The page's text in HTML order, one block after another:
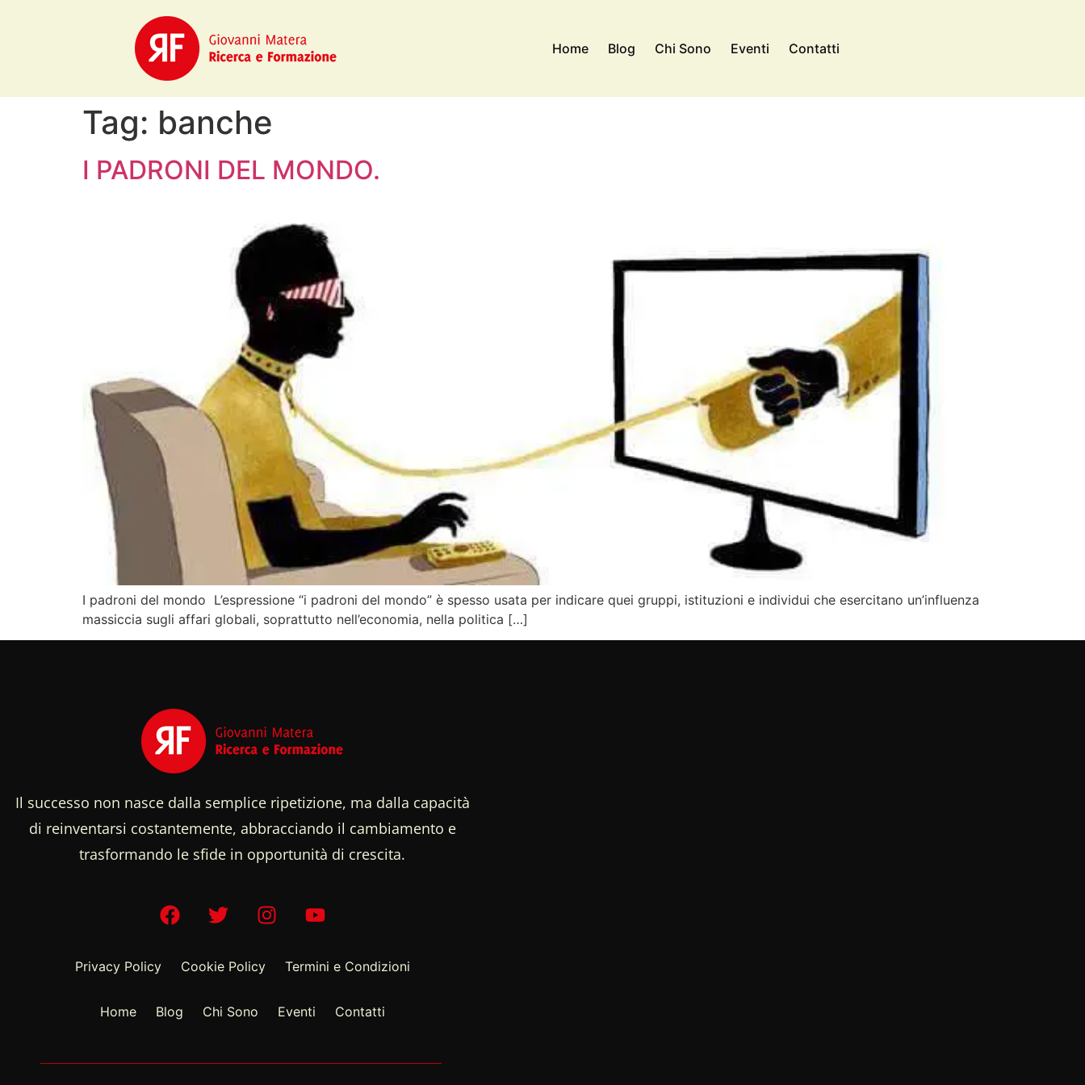
Home Blog Chi Sono Eventi Contatti
Tag: banche
I PADRONI DEL MONDO.
I padroni del mondo L’espressione “i padroni del mondo” è spesso usata per indicare quei gruppi, istituzioni e individui che esercitano un’influenza
massiccia sugli affari globali, soprattutto nell’economia, nella politica […]
Il successo non nasce dalla semplice ripetizione, ma dalla capacità
di reinventarsi costantemente, abbracciando il cambiamento e
trasformando le sfide in opportunità di crescita.
Privacy Policy Cookie Policy Termini e Condizioni
Home Blog Chi Sono Eventi Contatti